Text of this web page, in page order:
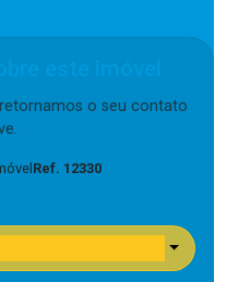
o seu contato
Ref. 12330